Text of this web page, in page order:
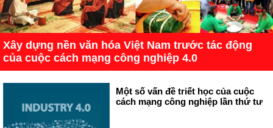
Xây dựng nền văn hóa Việt Nam trước tác động
của cuộc cách mạng công nghiệp 4.0
Một số vấn đề triết học của cuộc
cách mạng công nghiệp lần thứ tư